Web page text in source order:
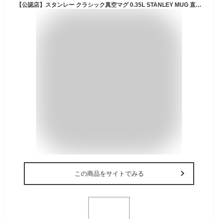
【公認店】スタンレー クラシック真空マグ 0.35L STANLEY MUG 直飲み 350ml ステンレス マグ 保冷 保温 シンプル おしゃれ 二層 断熱 レジャー キャンプ オフィス マイボトル スタンレイ 食洗機対応 蓋付 フタ付き アウトドア 誕生日 ギフト プレゼント 実用的
この商品をサイトでみる